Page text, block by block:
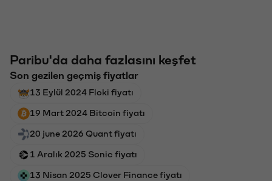
Paribu'da daha fazlasını keşfet
Son gezilen geçmiş fiyatlar
13 Eylül 2024 Floki fiyatı
19 Mart 2024 Bitcoin fiyatı
20 june 2026 Quant fiyatı
1 Aralık 2025 Sonic fiyatı
13 Nisan 2025 Clover Finance fiyatı